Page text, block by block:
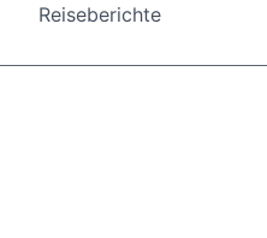
Reiseberichte